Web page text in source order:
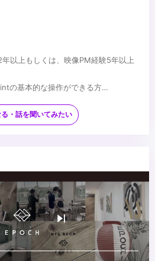
年以上もしくは、映像PM経験5年以上
の基本的な操作ができる方
ケーション経験（代理店とのコミュニ
・話を聞いてみたい